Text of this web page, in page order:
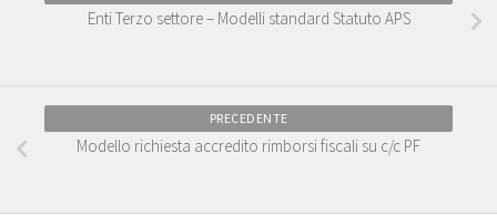
Enti Terzo settore – Modelli standard Statuto APS
PRECEDENTE
Modello richiesta accredito rimborsi fiscali su c/c PF